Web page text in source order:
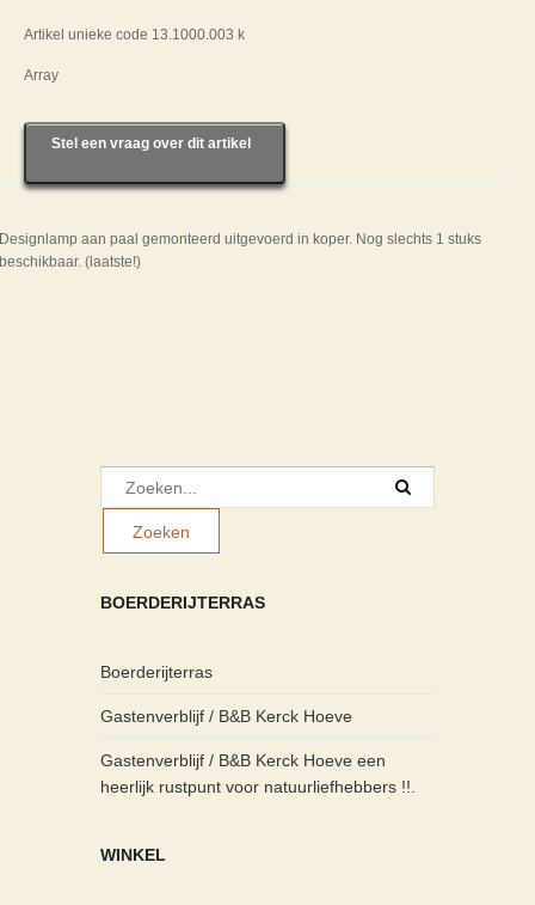
Artikel unieke code 13.1000.003 k
Array
Stel een vraag over dit artikel
Designlamp aan paal gemonteerd uitgevoerd in koper. Nog slechts 1 stuks
beschikbaar. (laatste!)
BOERDERIJTERRAS
Boerderijterras
Gastenverblijf / B&B Kerck Hoeve
Gastenverblijf / B&B Kerck Hoeve een
heerlijk rustpunt voor natuurliefhebbers !!.
WINKEL